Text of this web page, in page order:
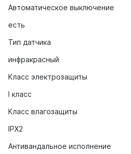
Автоматическое выключение
есть
Тип датчика
инфракрасный
Класс электрозащиты
I класс
Класс влагозащиты
IPX2
Антивандальное исполнение